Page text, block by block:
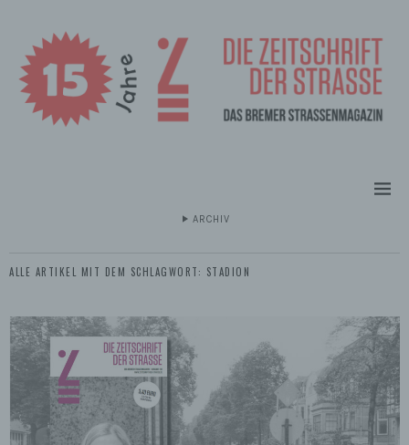
ARCHIV
ALLE ARTIKEL MIT DEM SCHLAGWORT: STADION